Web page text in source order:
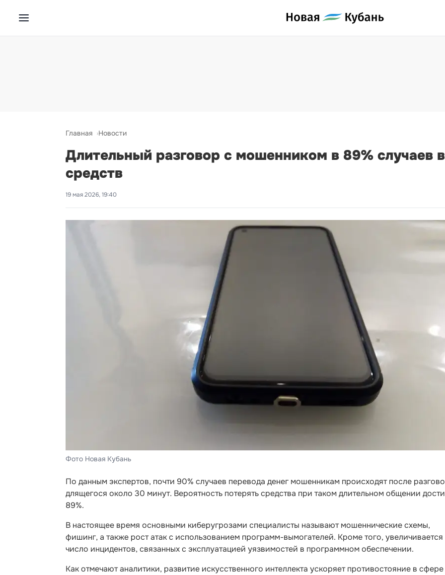
Главная Новости
Длительный разговор с мошенником в 89% случаев
средств
19 мая 2026, 19:40
Фото Новая Кубань
По данным экспертов, почти 90% случаев перевода денег мошенникам происходят после
длящегося около 30 минут. Вероятность потерять средства при таком длительном общении
89%.
В настоящее время основными киберугрозами специалисты называют мошеннические схемы,
фишинг, а также рост атак с использованием программ-вымогателей. Кроме того, увеличивается
число инцидентов, связанных с эксплуатацией уязвимостей в программном обеспечении.
Как отмечают аналитики, развитие искусственного интеллекта ускоряет противостояние в сфере